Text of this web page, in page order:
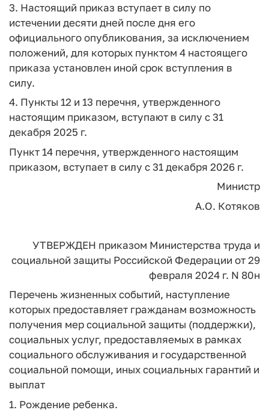
3. Настоящий приказ вступает в силу по
истечении десяти дней после дня его
официального опубликования, за исключением
положений, для которых пунктом 4 настоящего
приказа установлен иной срок вступления в
силу.
4. Пункты 12 и 13 перечня, утвержденного
настоящим приказом, вступают в силу с 31
декабря 2025 г.
Пункт 14 перечня, утвержденного настоящим
приказом, вступает в силу с 31 декабря 2026 г.
Министр
А.О. Котяков
УТВЕРЖДЕН приказом Министерства труда и
социальной защиты Российской Федерации от 29
февраля 2024 г. N 80н
Перечень жизненных событий, наступление
которых предоставляет гражданам возможность
получения мер социальной защиты (поддержки),
социальных услуг, предоставляемых в рамках
социального обслуживания и государственной
социальной помощи, иных социальных гарантий и
выплат
1. Рождение ребенка.